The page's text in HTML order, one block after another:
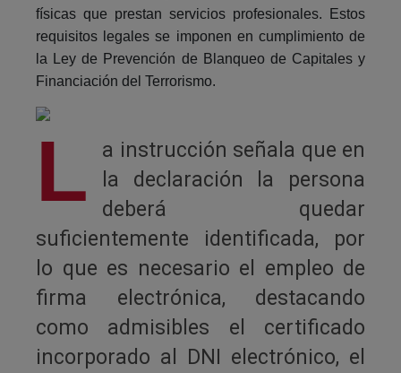
físicas que prestan servicios profesionales. Estos
requisitos legales se imponen en cumplimiento de
la Ley de Prevención de Blanqueo de Capitales y
Financiación del Terrorismo.
L
a instrucción señala que en
la declaración la persona
deberá quedar
suficientemente identificada, por
lo que es necesario el empleo de
firma electrónica, destacando
como admisibles el certificado
incorporado al DNI electrónico, el